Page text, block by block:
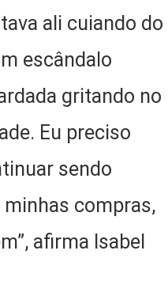
ali cuiando do
escândalo
gritando no
Eu preciso
sendo
compras,
afirma Isabel